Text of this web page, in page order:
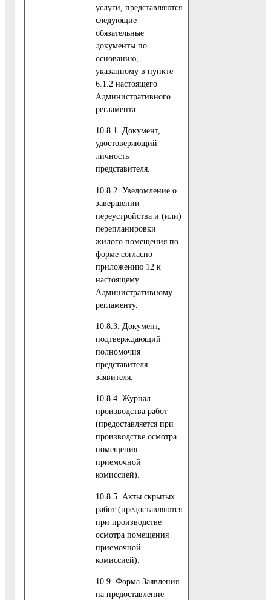
услуги, представляются
следующие
обязательные
документы по
основанию,
указанному в пункте
6.1.2 настоящего
Административного
регламента:
10.8.1. Документ,
удостоверяющий
личность
представителя.
10.8.2. Уведомление о
завершении
переустройства и (или)
перепланировки
жилого помещения по
форме согласно
приложению 12 к
настоящему
Административному
регламенту.
10.8.3. Документ,
подтверждающий
полномочия
представителя
заявителя.
10.8.4. Журнал
производства работ
(предоставляется при
производстве осмотра
помещения
приемочной
комиссией).
10.8.5. Акты скрытых
работ (предоставляются
при производстве
осмотра помещения
приемочной
комиссией).
10.9. Форма Заявления
на предоставление